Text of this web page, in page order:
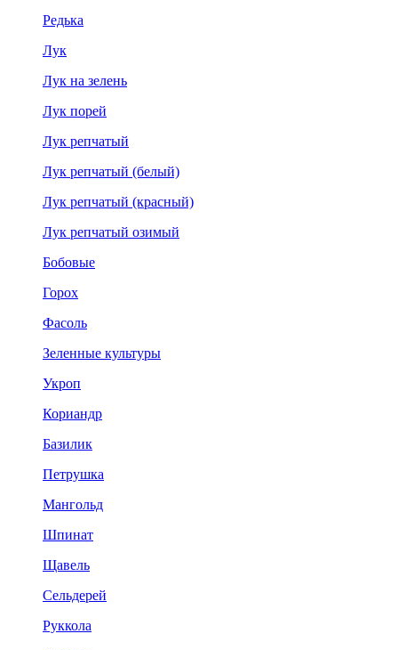
Редька
Лук
Лук на зелень
Лук порей
Лук репчатый
Лук репчатый (белый)
Лук репчатый (красный)
Лук репчатый озимый
Бобовые
Горох
Фасоль
Зеленные культуры
Укроп
Кориандр
Базилик
Петрушка
Мангольд
Шпинат
Щавель
Сельдерей
Руккола